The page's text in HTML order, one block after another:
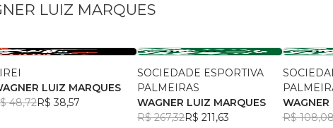
LUIZ MARQUES
LUIZ MARQUES
48,72R$ 38,57
SOCIEDADE ESPORTIVA
PALMEIRAS
WAGNER LUIZ MARQUES
R$ 267,32R$ 211,63
WAGNER
R$